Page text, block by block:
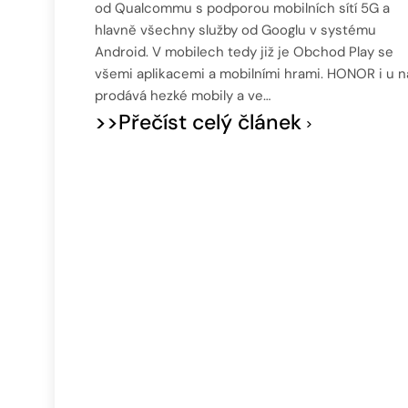
od Qualcommu s podporou mobilních sítí 5G a
hlavně všechny služby od Googlu v systému
Android. V mobilech tedy již je Obchod Play se
všemi aplikacemi a mobilními hrami. HONOR i u
prodává hezké mobily a ve…
>>Přečíst celý článek